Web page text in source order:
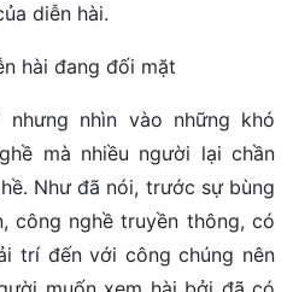
diễn hài.
hài đang đối mặt
nhìn vào những khó
mà nhiều người lại chần
Như đã nói, trước sự bùng
công nghề truyền thông, có
trí đến với công chúng nên